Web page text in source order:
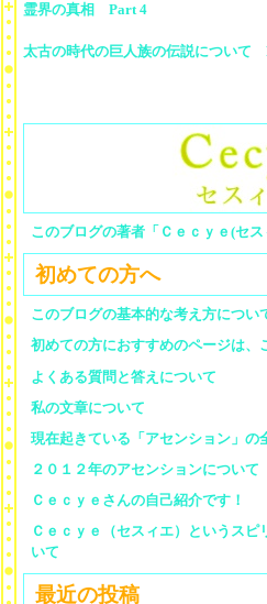
霊界の真相 Part 4
太古の時代の巨人族の伝説について
このブログの著者「Ｃｅｃｙｅ(セ
初めての方へ
このブログの基本的な考え方につい
初めての方におすすめのページは、
よくある質問と答えについて
私の文章について
現在起きている「アセンション」の
２０１２年のアセンションについて
Ｃｅｃｙｅさんの自己紹介です！
Ｃｅｃｙｅ（セスィエ）というス
いて
最近の投稿